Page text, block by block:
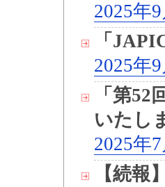
2025年9
「
2025年9
「第
いたし
2025年
【続